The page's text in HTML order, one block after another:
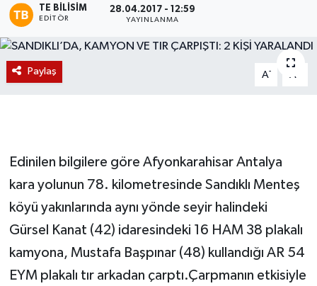
TE BILISIM
EDITÖR
28.04.2017 - 12:59
YAYINLANMA
Paylaş A- A
Edinilen bilgilere göre Afyonkarahisar Antalya
kara yolunun 78. kilometresinde Sandıklı Menteş
köyü yakınlarında aynı yönde seyir halindeki
Gürsel Kanat (42) idaresindeki 16 HAM 38 plakalı
kamyona, Mustafa Başpınar (48) kullandığı AR 54
EYM plakalı tır arkadan çarptı.Çarpmanın etkisiyle
Magazin